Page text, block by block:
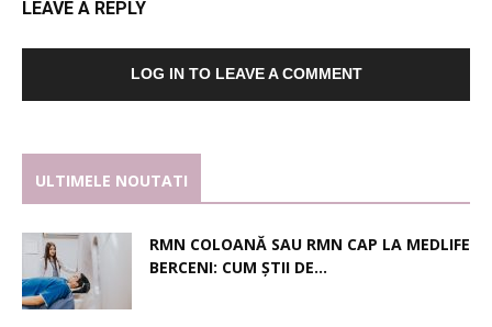
LEAVE A REPLY
LOG IN TO LEAVE A COMMENT
ULTIMELE NOUTATI
RMN COLOANĂ SAU RMN CAP LA MEDLIFE
BERCENI: CUM ȘTII DE...